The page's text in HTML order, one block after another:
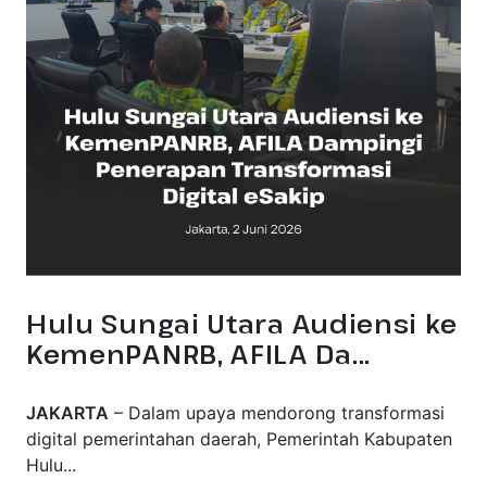
Hulu Sungai Utara Audiensi ke
KemenPANRB, AFILA Da...
JAKARTA – Dalam upaya mendorong transformasi
digital pemerintahan daerah, Pemerintah Kabupaten
Hulu...